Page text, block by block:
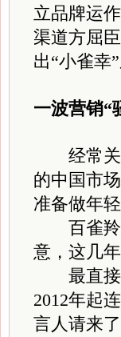
立品牌运
渠道方屈
出“小雀幸
一波营销“
经常关
的中国市
准备做年轻
百雀羚
意，这几
最直接“
2012年起
言人请来